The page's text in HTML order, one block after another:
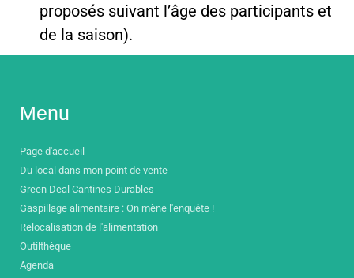
proposés suivant l’âge des participants et
de la saison).
Menu
Page d'accueil
Du local dans mon point de vente
Green Deal Cantines Durables
Gaspillage alimentaire : On mène l'enquête !
Relocalisation de l'alimentation
Outilthèque
Agenda